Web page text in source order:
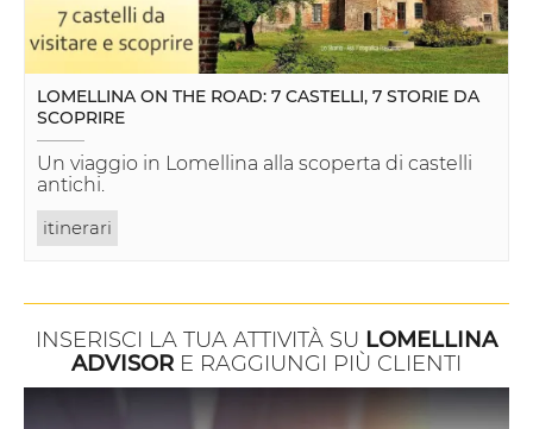
LOMELLINA ON THE ROAD: 7 CASTELLI, 7 STORIE DA
SCOPRIRE
Un viaggio in Lomellina alla scoperta di castelli
antichi.
itinerari
INSERISCI LA TUA ATTIVITÀ SU LOMELLINA
ADVISOR E RAGGIUNGI PIÙ CLIENTI